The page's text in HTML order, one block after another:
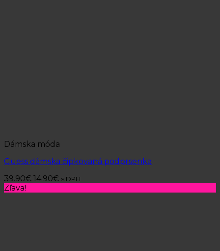
Dámska móda
Guess dámska čipkovaná podprsenka
39.90€ 14.90€ s DPH
Zľava!